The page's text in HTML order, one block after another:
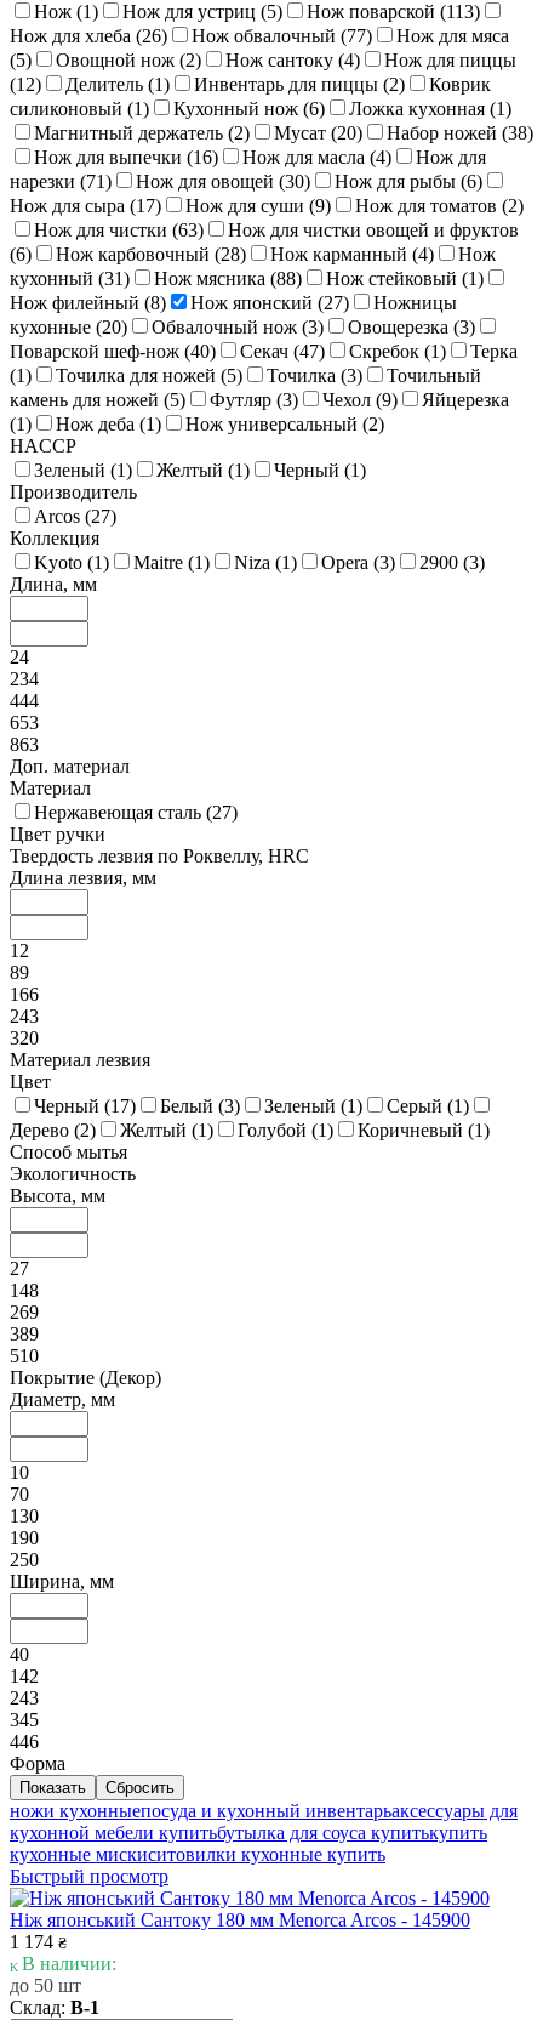
Нож (1) Нож для устриц (5) Нож поварской (113)
Нож для хлеба (26) Нож обвалочный (77)
Нож для мяса
(5) Овощной нож (2) Нож сантоку (4)
Нож для пиццы
(12) Делитель (1) Инвентарь для пиццы (2)
Коврик
силиконовый (1) Кухонный нож (6) Ложка кухонная (1)
Магнитный держатель (2) Мусат (20) Набор ножей (38)
Нож для выпечки (16) Нож для масла (4)
Нож для
нарезки (71) Нож для овощей (30) Нож для рыбы (6)
Нож для сыра (17) Нож для суши (9) Нож для томатов (2)
Нож для чистки (63)
Нож для чистки овощей и фруктов
(6) Нож карбовочный (28) Нож карманный (4)
Нож
кухонный (31) Нож мясника (88) Нож стейковый (1)
Нож филейный (8) Нож японский (27)
Ножницы
кухонные (20) Обвалочный нож (3) Овощерезка (3)
Поварской шеф-нож (40) Секач (47) Скребок (1)
Терка
(1) Точилка для ножей (5) Точилка (3)
Точильный
камень для ножей (5) Футляр (3) Чехол (9)
Яйцерезка
(1) Нож деба (1) Нож универсальный (2)
HACCP
Зеленый (1) Желтый (1) Черный (1)
Производитель
Arcos (27)
Коллекция
Kyoto (1) Maitre (1) Niza (1) Opera (3) 2900 (3)
Длина, мм
24
234
444
653
863
Доп. материал
Материал
Нержавеющая сталь (27)
Цвет ручки
Твердость лезвия по Роквеллу, HRC
Длина лезвия, мм
12
89
166
243
320
Материал лезвия
Цвет
Черный (17) Белый (3) Зеленый (1) Серый (1)
Дерево (2) Желтый (1) Голубой (1) Коричневый (1)
Способ мытья
Экологичность
Высота, мм
27
148
269
389
510
Покрытие (Декор)
Диаметр, мм
10
70
130
190
250
Ширина, мм
40
142
243
345
446
Форма
ножи кухонныепосуда и кухонный инвентарьаксессуары для
кухонной мебели купитьбутылка для соуса купитькупить
кухонные мискиситовилки кухонные купить
Быстрый просмотр
Ніж японський Сантоку 180 мм Menorca Arcos - 145900
1 174 ₴
В наличии:
до 50 шт
Склад: В-1